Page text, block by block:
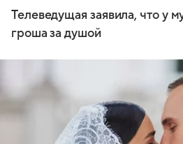
Телеведущая заявила, что у
гроша за душой